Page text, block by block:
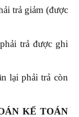
trả giảm (được
trả được ghi
lại phải trả còn
KẾ TOÁN